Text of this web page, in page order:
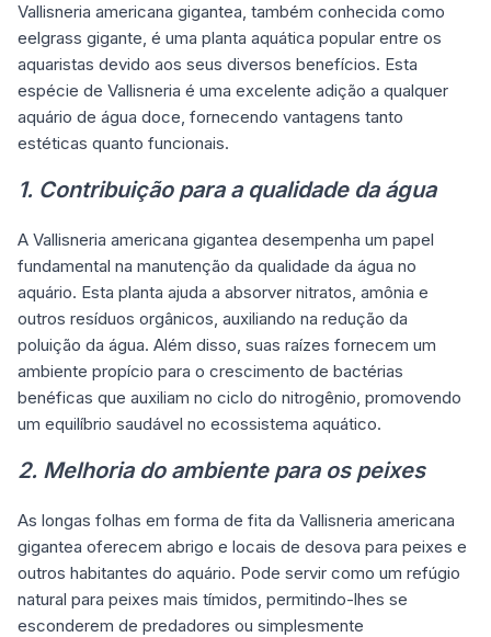
Vallisneria americana gigantea, também conhecida como
eelgrass gigante, é uma planta aquática popular entre os
aquaristas devido aos seus diversos benefícios. Esta
espécie de Vallisneria é uma excelente adição a qualquer
aquário de água doce, fornecendo vantagens tanto
estéticas quanto funcionais.
1. Contribuição para a qualidade da água
A Vallisneria americana gigantea desempenha um papel
fundamental na manutenção da qualidade da água no
aquário. Esta planta ajuda a absorver nitratos, amônia e
outros resíduos orgânicos, auxiliando na redução da
poluição da água. Além disso, suas raízes fornecem um
ambiente propício para o crescimento de bactérias
benéficas que auxiliam no ciclo do nitrogênio, promovendo
um equilíbrio saudável no ecossistema aquático.
2. Melhoria do ambiente para os peixes
As longas folhas em forma de fita da Vallisneria americana
gigantea oferecem abrigo e locais de desova para peixes e
outros habitantes do aquário. Pode servir como um refúgio
natural para peixes mais tímidos, permitindo-lhes se
esconderem de predadores ou simplesmente